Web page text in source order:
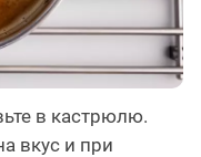
в кастрюлю.
вкус и при